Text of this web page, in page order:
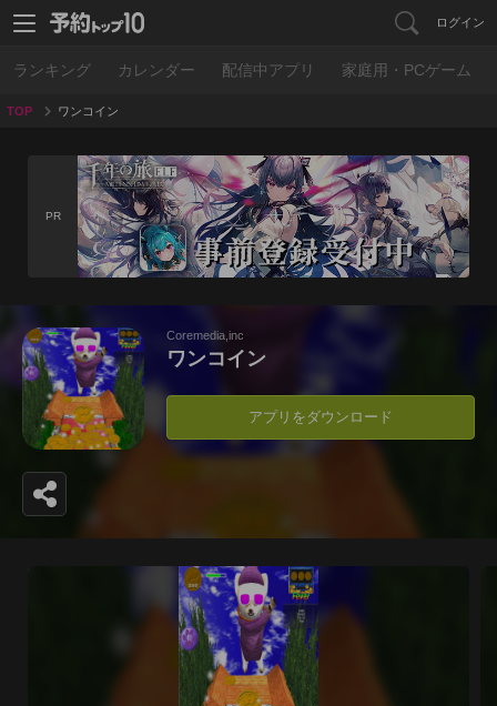
ログイン
ランキング カレンダー 配信中アプリ 家庭用・PCゲーム
TOP ワンコイン
PR
Coremedia,inc
ワンコイン
アプリをダウンロード